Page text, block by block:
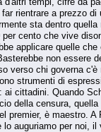
rientrare a prezzo
sta dentro
cento che vive
applicare quelle
non essere
verso chi governa
strumenti di
ai cittadini. Quando
della censura,
premier, è maestro.
lo auguriamo per noi,